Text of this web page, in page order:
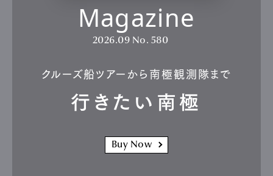
Magazine
2026.09 No. 580
クルーズ船ツアーから南極観測隊まで
行きたい南極
Buy Now